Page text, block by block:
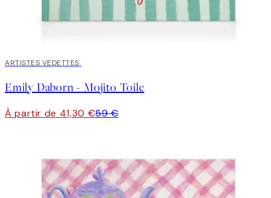
30%*
ARTISTES VEDETTES
Emily Daborn - Mojito Toile
À partir de 41,30 €59 €